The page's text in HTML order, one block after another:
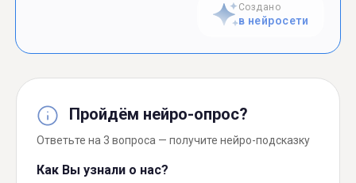
Создано
в нейросети
Пройдём нейро-опрос?
Ответьте на 3 вопроса — получите нейро-подсказку
Как Вы узнали о нас?